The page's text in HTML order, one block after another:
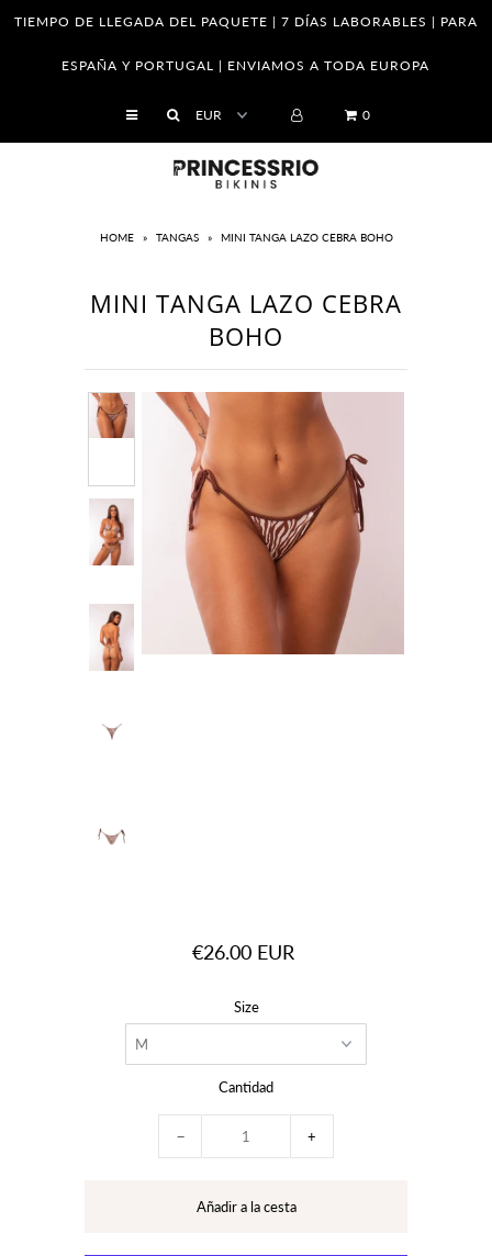
TIEMPO DE LLEGADA DEL PAQUETE | 7 DÍAS LABORABLES | PARA
ESPAÑA Y PORTUGAL | ENVIAMOS A TODA EUROPA
0
HOME » TANGAS » MINI TANGA LAZO CEBRA BOHO
MINI TANGA LAZO CEBRA
BOHO
€26.00 EUR
Size
Cantidad
− +
Empresa
Cómo saber tu medidas
Cambios y Devoluciones
Política de Privacidad